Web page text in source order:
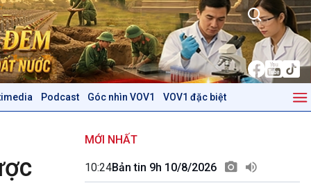
Podcast Góc nhìn VOV1 VOV1 đặc biệt
Dòng chảy Kinh tế
Mùa vàng
MỚI NHẤT
10:24Bản tin 9h 10/8/2026